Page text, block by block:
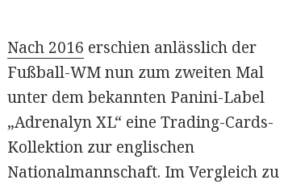
Nach 2016 erschien anlässlich der
Fußball-WM nun zum zweiten Mal
unter dem bekannten Panini-Label
„Adrenalyn XL“ eine Trading-Cards-
Kollektion zur englischen
Nationalmannschaft. Im Vergleich zu